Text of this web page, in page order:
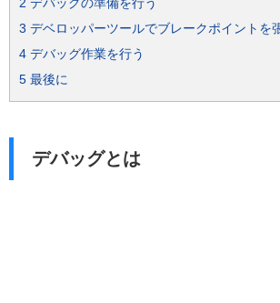
2 デバッグの準備を行う
3 デベロッパーツールでブレークポイントを
4 デバッグ作業を行う
5 最後に
デバッグとは